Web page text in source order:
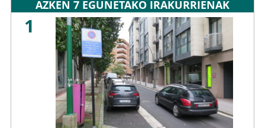
AZKEN 7 EGUNETAKO IRAKURRIENAK
1